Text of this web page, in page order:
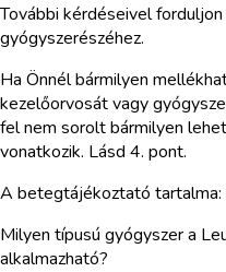
További kérdéseivel
gyógyszerészéhez.
Ha Önnél bármilyen
kezelőorvosát vagy
fel nem sorolt bármilyen
vonatkozik. Lásd 4. pont.
A betegtájékoztató tartalma:
Milyen típusú gyógyszer a
alkalmazható?